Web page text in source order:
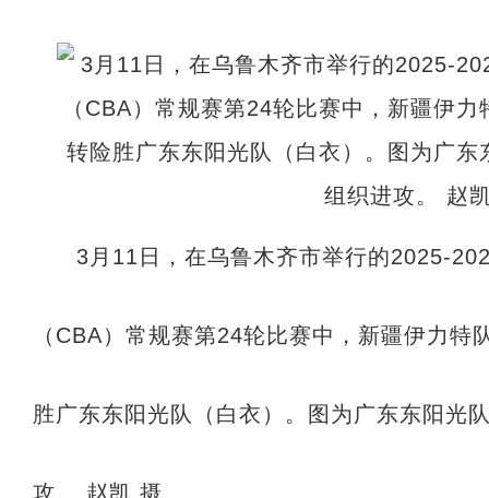
3月11日，在乌鲁木齐市举行的2025-
（CBA）常规赛第24轮比赛中，新疆伊力
胜广东东阳光队（白衣）。图为广东东阳光
攻。 赵凯 摄